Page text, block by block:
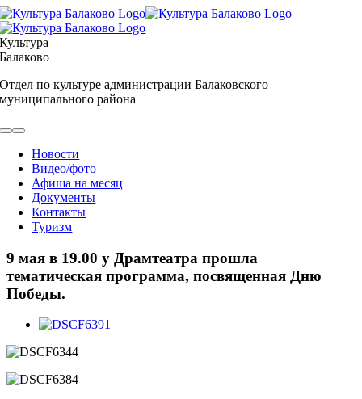
Skip
to
content
Культура
Балаково
Отдел по культуре администрации Балаковского
муниципального района
Toggle
NavigationНовости
Видео/фото
Афиша на месяц
Документы
Контакты
Туризм
9 мая в 19.00 у Драмтеатра прошла
тематическая программа, посвященная Дню
Победы.
View
Image